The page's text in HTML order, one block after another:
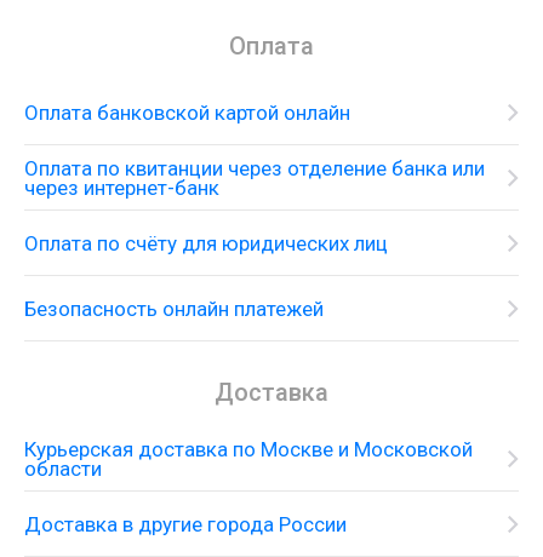
Оплата
Оплата банковской картой онлайн
Оплата по квитанции через отделение банка или
через интернет-банк
Оплата по счёту для юридических лиц
Безопасность онлайн платежей
Доставка
Курьерская доставка по Москве и Московской
области
Доставка в другие города России